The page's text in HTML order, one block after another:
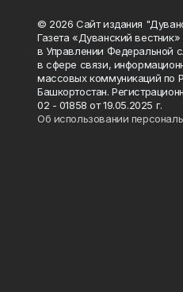
© 2026 Сайт издания
Газета «Дуванский
в Управлении Федеральной
в сфере связи,
массовых коммуникаций по
Башкортостан.
02 - 01858 от 19.05.2025 г.
Об использовании